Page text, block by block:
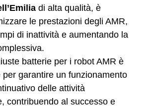
di alta qualità, è
le prestazioni degli AMR,
di inattività e aumentando la
batterie per i robot AMR è
per garantire un funzionamento
delle attività
contribuendo al successo e